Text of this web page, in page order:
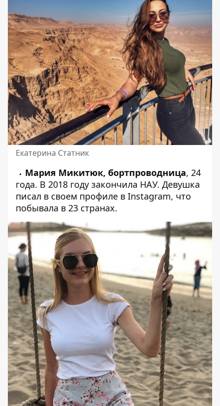
Екатерина Статник
Мария Микитюк, бортпроводница, 24
года. В 2018 году закончила НАУ. Девушка
писал в своем профиле в Instagram, что
побывала в 23 странах.